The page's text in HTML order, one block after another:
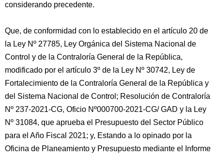
considerando precedente.
Que, de conformidad con lo establecido en el artículo 20 de
la Ley Nº 27785, Ley Orgánica del Sistema Nacional de
Control y de la Contraloría General de la República,
modificado por el artículo 3º de la Ley Nº 30742, Ley de
Fortalecimiento de la Contraloría General de la República y
del Sistema Nacional de Control; Resolución de Contraloría
Nº 237-2021-CG, Oficio Nº000700-2021-CG/ GAD y la Ley
Nº 31084, que aprueba el Presupuesto del Sector Público
para el Año Fiscal 2021; y, Estando a lo opinado por la
Oficina de Planeamiento y Presupuesto mediante el Informe